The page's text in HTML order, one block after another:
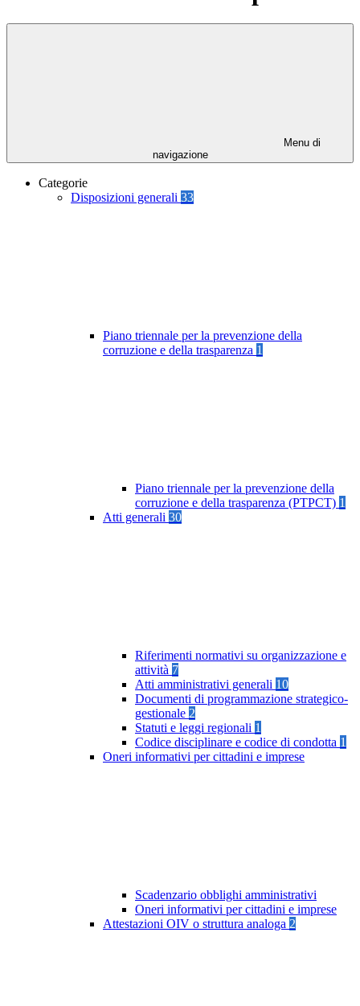
Menu di
navigazione
Categorie
Disposizioni generali 33
Piano triennale per la prevenzione della
corruzione e della trasparenza 1
Piano triennale per la prevenzione della
corruzione e della trasparenza (PTPCT) 1
Atti generali 30
Riferimenti normativi su organizzazione e
attività 7
Atti amministrativi generali 10
Documenti di programmazione strategico-
gestionale 2
Statuti e leggi regionali 1
Codice disciplinare e codice di condotta 1
Oneri informativi per cittadini e imprese
Scadenzario obblighi amministrativi
Oneri informativi per cittadini e imprese
Attestazioni OIV o struttura analoga 2